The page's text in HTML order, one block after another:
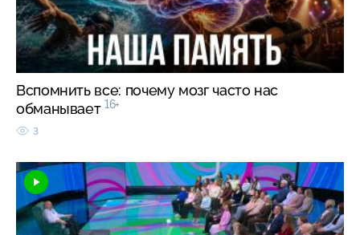
Вспомнить все: почему мозг часто нас
обманывает 16+
3